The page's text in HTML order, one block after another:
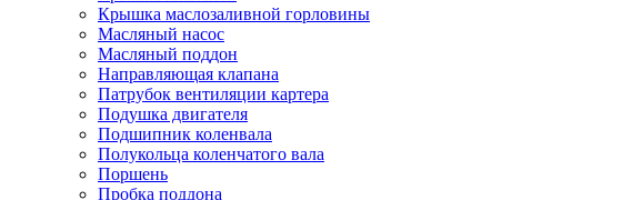
Крышка маслозаливной горловины
Масляный насос
Масляный поддон
Направляющая клапана
Патрубок вентиляции картера
Подушка двигателя
Подшипник коленвала
Полукольца коленчатого вала
Поршень
Пробка поддона